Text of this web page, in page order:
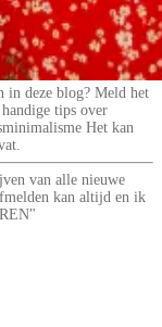
in deze blog? Meld het
tips over
Het kan
van alle nieuwe
kan altijd en ik